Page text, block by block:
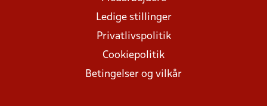
Ledige stillinger
Privatlivspolitik
Cookiepolitik
Betingelser og vilkår